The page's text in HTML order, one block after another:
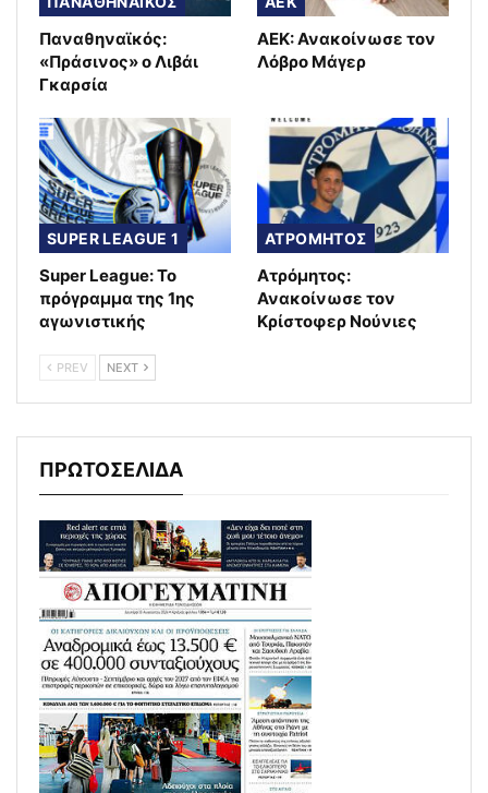
Παναθηναϊκός:
«Πράσινος» ο Λιβάι
Γκαρσία
ΑΕΚ: Ανακοίνωσε τον
Λόβρο Μάγερ
SUPER LEAGUE 1
Super League: Το
πρόγραμμα της 1ης
αγωνιστικής
ΑΤΡΟΜΗΤΟΣ
Ατρόμητος:
Ανακοίνωσε τον
Κρίστοφερ Νούνιες
PREV NEXT
ΠΡΩΤΟΣΕΛΙΔΑ